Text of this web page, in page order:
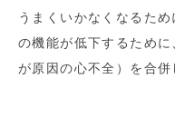
うまくいかなくなるた
の機能が低下するため
が原因の心不全）を合併